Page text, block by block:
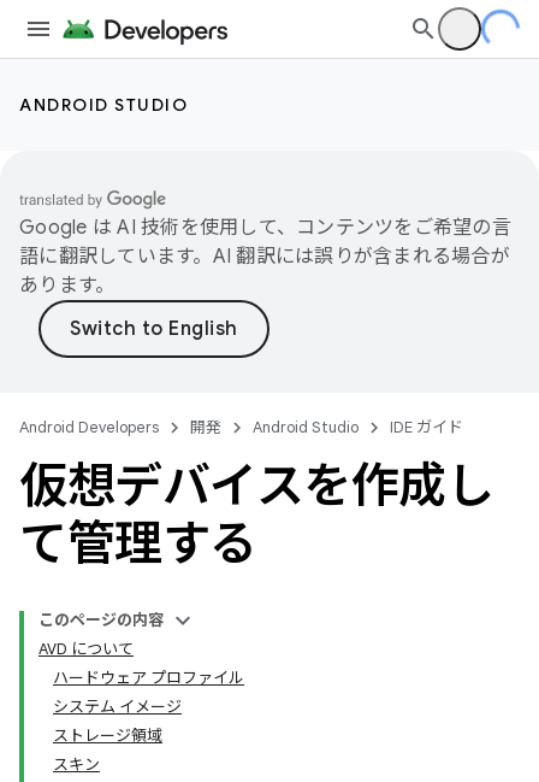
ANDROID STUDIO
Google は AI 技術を使用して、コンテンツをご希望の言
語に翻訳しています。AI 翻訳には誤りが含まれる場合が
あります。
Android Developers 開発 Android Studio IDE ガイド
仮想デバイスを作成し
て管理する
このページの内容
AVD について
ハードウェア プロファイル
システム イメージ
ストレージ領域
スキン